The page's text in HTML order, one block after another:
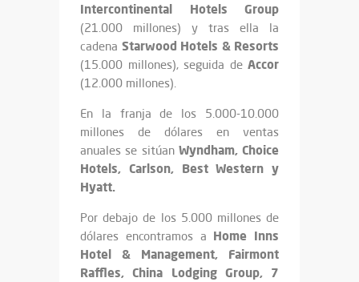
Intercontinental Hotels Group
(21.000 millones) y tras ella la
cadena Starwood Hotels & Resorts
(15.000 millones), seguida de Accor
(12.000 millones).
En la franja de los 5.000-10.000
millones de dólares en ventas
anuales se sitúanWyndham, Choice
Hotels, Carlson, Best Western y
Hyatt.
Por debajo de los 5.000 millones de
dólares encontramos a Home Inns
Hotel & Management, Fairmont
Raffles, China Lodging Group, 7